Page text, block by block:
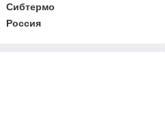
Сибтермо
Россия